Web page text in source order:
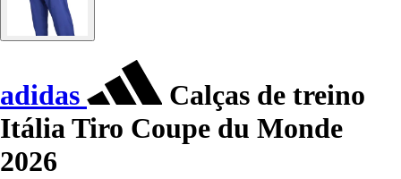
adidas
Calças de treino
Itália Tiro Coupe du Monde
2026